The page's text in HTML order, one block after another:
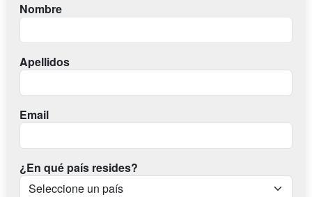
Nombre
Apellidos
Email
¿En qué país resides?